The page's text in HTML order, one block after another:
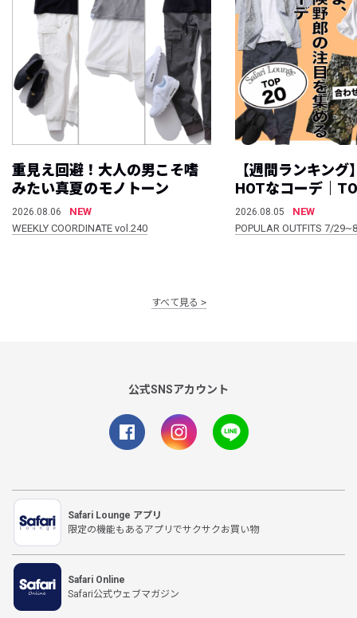
重見え回避！大人の男こそ嗜
みたい真夏のモノトーン
2026.08.06
NEW
WEEKLY COORDINATE vol.240
【週間ランキング
HOTなコーデ｜
2026.08.05
NEW
POPULAR OUTFITS 7/
すべて見る
公式SNSアカウント
Safari Lounge アプリ
限定の機能もあるアプリでサクサクお買い物
Safari Online
Safari公式ウェブマガジン